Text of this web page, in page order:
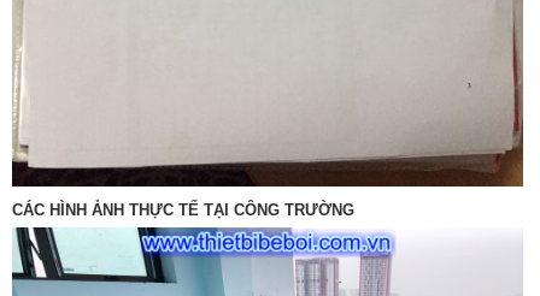
CÁC HÌNH ẢNH THỰC TẾ TẠI CÔNG TRƯỜNG